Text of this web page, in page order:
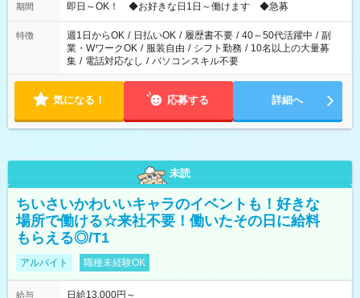
期間 即日～OK！ ◆お好きな日1日～働けます ◆急募
特徴 週1日からOK / 日払いOK / 履歴書不要 / 40～50代活躍中 / 副
業・WワークOK / 服装自由 / シフト勤務 / 10名以上の大量募
集 / 電話対応なし / パソコンスキル不要
気になる！ 応募する 詳細へ
未読
ちいさいかわいいキャラのイベントも！好きな
場所で働ける☆来社不要！働いたその日に給料
もらえる◎/T1
アルバイト 職種未経験OK
給与
日給13,000円～